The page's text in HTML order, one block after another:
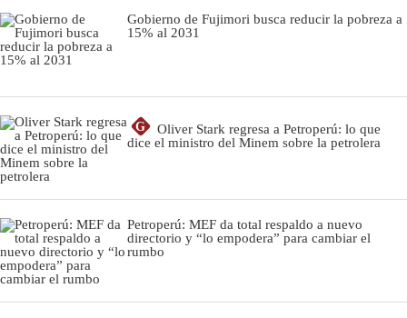
Gobierno de Fujimori busca reducir la pobreza a
15% al 2031
G
Oliver Stark regresa a Petroperú: lo que
dice el ministro del Minem sobre la petrolera
Petroperú: MEF da total respaldo a nuevo
directorio y “lo empodera” para cambiar el
rumbo